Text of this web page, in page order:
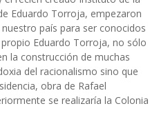
Eduardo Torroja, empezaron
país para ser conocidos
Eduardo Torroja, no sólo
la construcción de muchas
del racionalismo sino que
obra de Rafael
se realizaría la Colonia